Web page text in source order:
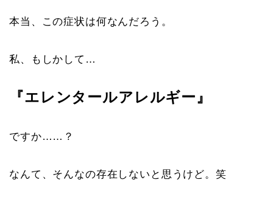
本当、この症状は何なんだろう。
私、もしかして…
『エレンタールアレルギー』
ですか……？
なんて、そんなの存在しないと思うけど。笑